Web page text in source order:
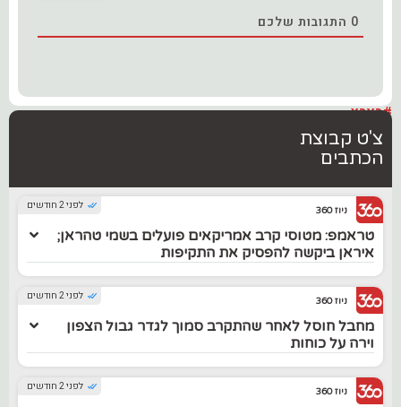
0 התגובות שלכם
#בארץ
צ'ט קבוצת
הכתבים
לפני 2 חודשים ניוז 360
טראמפ: מטוסי קרב אמריקאים פועלים בשמי טהראן;
איראן ביקשה להפסיק את התקיפות
לפני 2 חודשים ניוז 360
מחבל חוסל לאחר שהתקרב סמוך לגדר גבול הצפון
וירה על כוחות
לפני 2 חודשים ניוז 360